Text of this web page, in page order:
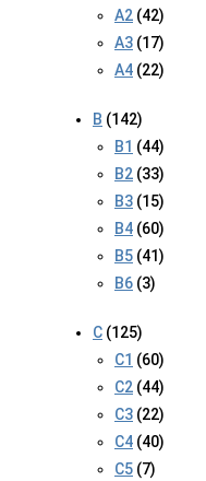
A2 (42)
A3 (17)
A4 (22)
B (142)
B1 (44)
B2 (33)
B3 (15)
B4 (60)
B5 (41)
B6 (3)
C (125)
C1 (60)
C2 (44)
C3 (22)
C4 (40)
C5 (7)